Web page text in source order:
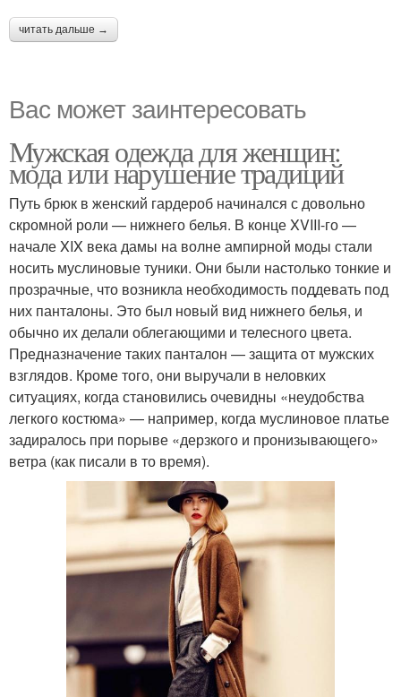
читать дальше →
Вас может заинтересовать
Мужская одежда для женщин:
мода или нарушение традиций
Путь брюк в женский гардероб начинался с довольно
скромной роли — нижнего белья. В конце XVIII-го —
начале XIX века дамы на волне ампирной моды стали
носить муслиновые туники. Они были настолько тонкие и
прозрачные, что возникла необходимость поддевать под
них панталоны. Это был новый вид нижнего белья, и
обычно их делали облегающими и телесного цвета.
Предназначение таких панталон — защита от мужских
взглядов. Кроме того, они выручали в неловких
ситуациях, когда становились очевидны «неудобства
легкого костюма» — например, когда муслиновое платье
задиралось при порыве «дерзкого и пронизывающего»
ветра (как писали в то время).